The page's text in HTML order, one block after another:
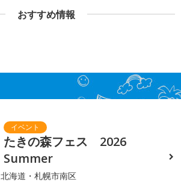
おすすめ情報
たきの森フェス 2026
Summer
北海道・札幌市南区